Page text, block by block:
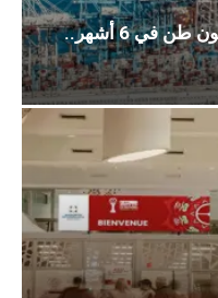
موانئ المغرب تعالج 148.6 مليون طن في 6 أشهر..